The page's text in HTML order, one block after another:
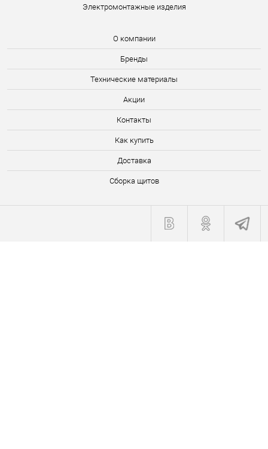
Электромонтажные изделия
О компании
Бренды
Технические материалы
Акции
Контакты
Как купить
Доставка
Сборка щитов